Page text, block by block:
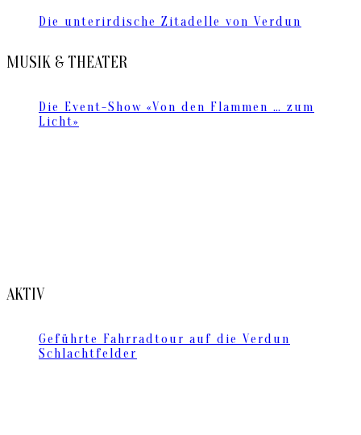
Die unterirdische Zitadelle von Verdun
MUSIK & THEATER
Die Event-Show «Von den Flammen … zum
Licht»
AKTIV
Geführte Fahrradtour auf die Verdun
Schlachtfelder